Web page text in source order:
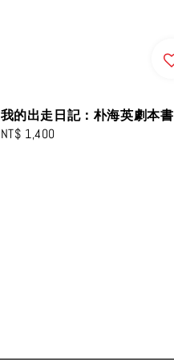
我的出走日記：朴海英劇本書
Regular
NT$ 1,400